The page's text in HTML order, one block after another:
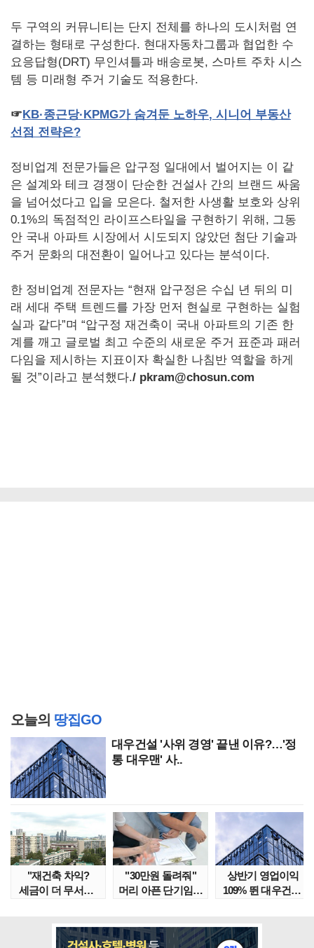
두 구역의 커뮤니티는 단지 전체를 하나의 도시처럼 연
결하는 형태로 구성한다. 현대자동차그룹과 협업한 수
요응답형(DRT) 무인셔틀과 배송로봇, 스마트 주차 시스
템 등 미래형 주거 기술도 적용한다.
☞ KB·종근당· KPMG가 숨겨둔 노하우, 시니어 부동산
선점 전략은?
정비업계 전문가들은 압구정 일대에서 벌어지는 이 같
은 설계와 테크 경쟁이 단순한 건설사 간의 브랜드 싸움
을 넘어섰다고 입을 모은다. 철저한 사생활 보호와 상위
0.1%의 독점적인 라이프스타일을 구현하기 위해, 그동
안 국내 아파트 시장에서 시도되지 않았던 첨단 기술과
주거 문화의 대전환이 일어나고 있다는 분석이다.
한 정비업계 전문자는 “현재 압구정은 수십 년 뒤의 미
래 세대 주택 트렌드를 가장 먼저 현실로 구현하는 실험
실과 같다”며 “압구정 재건축이 국내 아파트의 기존 한
계를 깨고 글로벌 최고 수준의 새로운 주거 표준과 패러
다임을 제시하는 지표이자 확실한 나침반 역할을 하게
될 것”이라고 분석했다./ pkram@chosun.com
오늘의 땅집GO
대우건설 '사위 경영' 끝낸 이유?…'정
통 대우맨' 사..
"재건축 차익?
세금이 더 무서워"
"30만원 돌려줘"
머리 아픈 단기임대
상반기 영업이익
109% 뛴 대우건설,